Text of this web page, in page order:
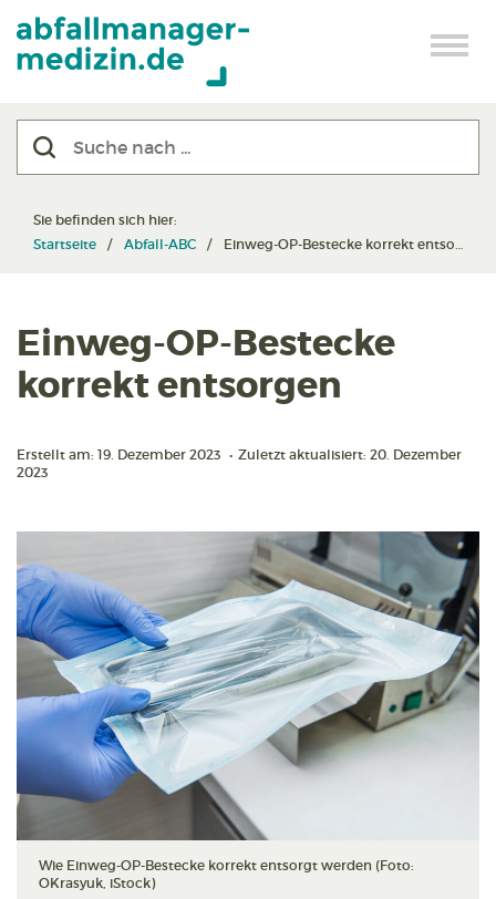
Sie befinden sich hier:
Startseite
Abfall-ABC Einweg-OP-Bestecke korrekt entsorgen
Einweg-OP-Bestecke
korrekt entsorgen
Erstellt am: 19. Dezember 2023 • Zuletzt aktualisiert: 20. Dezember
2023
Wie Einweg-OP-Bestecke korrekt entsorgt werden (Foto:
OKrasyuk, iStock)